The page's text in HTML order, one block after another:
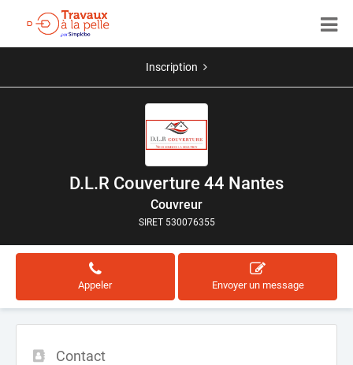
Inscription
D.L.R Couverture 44 Nantes
Couvreur
SIRET 530076355
Appeler Envoyer un message
Contact